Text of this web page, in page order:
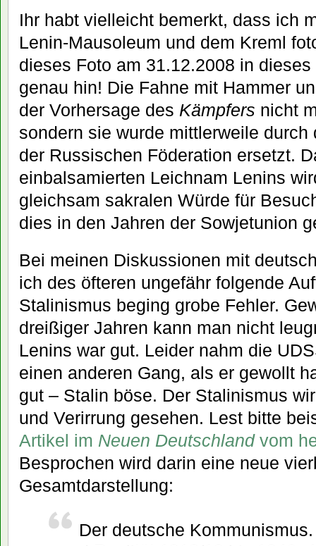
Ihr habt vielleicht bemerkt, dass ich
Lenin-Mausoleum und dem Kreml
dieses Foto am 31.12.2008 in
genau hin! Die Fahne mit Hammer
der Vorhersage des Kämpfers nicht
sondern sie wurde mittlerweile
der Russischen Föderation ersetzt.
einbalsamierten Leichnam Lenins
gleichsam sakralen Würde für
dies in den Jahren der Sowjetunion
Bei meinen Diskussionen mit
ich des öfteren ungefähr folgende
Stalinismus beging grobe Fehler.
dreißiger Jahren kann man nicht
Lenins war gut. Leider nahm die
einen anderen Gang, als er gewollt
gut – Stalin böse. Der Stalinismus
und Verirrung gesehen. Lest bitte
Artikel im Neuen Deutschlandvom
Besprochen wird darin eine neue
Gesamtdarstellung:
Der deutsche